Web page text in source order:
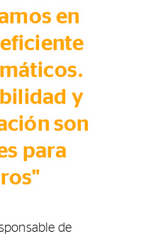
en
y
son
para
de